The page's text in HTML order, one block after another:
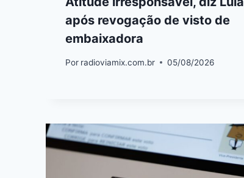
após revogação de visto de
embaixadora
Por radioviamix.com.br 05/08/2026